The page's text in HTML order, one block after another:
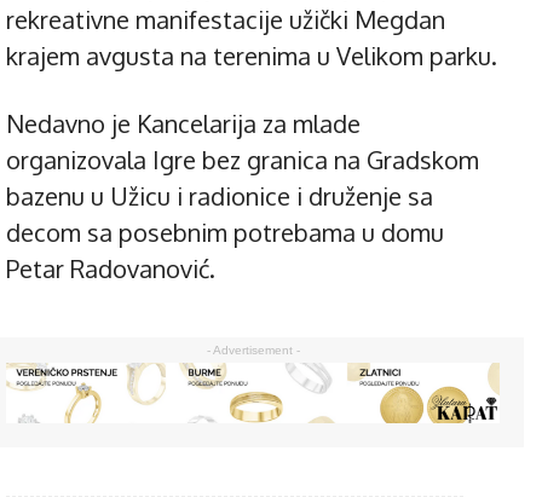
rekreativne manifestacije užički Megdan
krajem avgusta na terenima u Velikom parku.
Nedavno je Kancelarija za mlade
organizovala Igre bez granica na Gradskom
bazenu u Užicu i radionice i druženje sa
decom sa posebnim potrebama u domu
Petar Radovanović.
- Advertisement -